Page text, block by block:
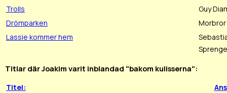
Trolls
Guy
Drömparken
Lassie kommer hem
Titlar där Joakim varit inblandad "bakom kulisserna":
Titel: